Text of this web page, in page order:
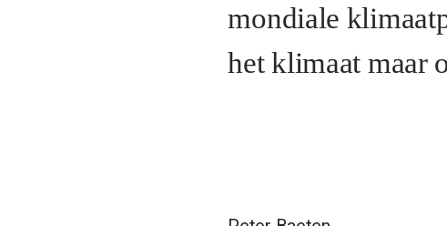
mondiale
het klimaat maar